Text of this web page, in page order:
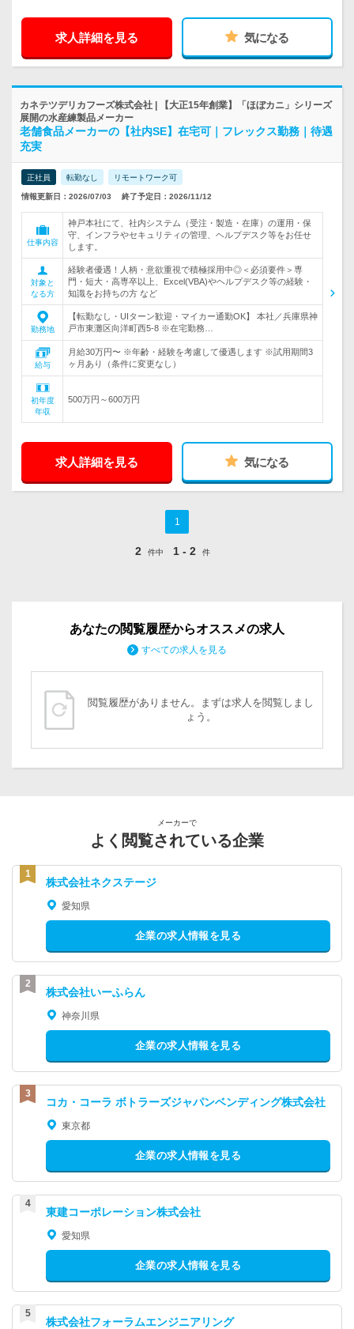
求人詳細を見る 気になる
カネテツデリカフーズ株式会社 | 【大正15年創業】「ほぼカニ」シリーズ
展開の水産練製品メーカー
老舗食品メーカーの【社内SE】在宅可｜フレックス勤務｜待遇
充実
正社員 転勤なし リモートワーク可
情報更新日：2026/07/03 終了予定日：2026/11/12
仕事内容
神戸本社にて、社内システム（受注・製造・在庫）の運用・保
守、インフラやセキュリティの管理、ヘルプデスク等をお任せ
します。
対象と
なる方
経験者優遇！人柄・意欲重視で積極採用中◎＜必須要件＞専
門・短大・高専卒以上、Excel(VBA)やヘルプデスク等の経験・
知識をお持ちの方 など
勤務地
【転勤なし・UIターン歓迎・マイカー通勤OK】 本社／兵庫県神
戸市東灘区向洋町西5-8 ※在宅勤務…
給与
月給30万円〜 ※年齢・経験を考慮して優遇します ※試用期間3
ヶ月あり（条件に変更なし）
初年度
年収
500万円～600万円
求人詳細を見る 気になる
1
2 件中 1 - 2 件
あなたの閲覧履歴からオススメの求人
すべての求人を見る
閲覧履歴がありません。まずは求人を閲覧しまし
ょう。
メーカーで
よく閲覧されている企業
株式会社ネクステージ
愛知県
企業の求人情報を見る
株式会社いーふらん
神奈川県
企業の求人情報を見る
コカ・コーラ ボトラーズジャパンベンディング株式会社
東京都
企業の求人情報を見る
東建コーポレーション株式会社
愛知県
企業の求人情報を見る
株式会社フォーラムエンジニアリング